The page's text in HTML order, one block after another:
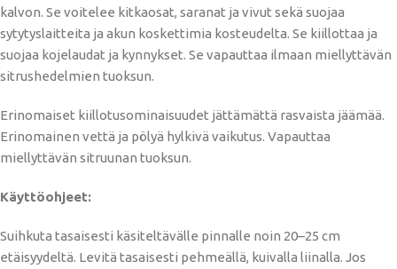
kalvon. Se voitelee kitkaosat, saranat ja vivut sekä suojaa
sytytyslaitteita ja akun koskettimia kosteudelta. Se kiillottaa ja
suojaa kojelaudat ja kynnykset. Se vapauttaa ilmaan miellyttävän
sitrushedelmien tuoksun.
Erinomaiset kiillotusominaisuudet jättämättä rasvaista jäämää.
Erinomainen vettä ja pölyä hylkivä vaikutus. Vapauttaa
miellyttävän sitruunan tuoksun.
Käyttöohjeet:
Suihkuta tasaisesti käsiteltävälle pinnalle noin 20–25 cm
etäisyydeltä. Levitä tasaisesti pehmeällä, kuivalla liinalla. Jos